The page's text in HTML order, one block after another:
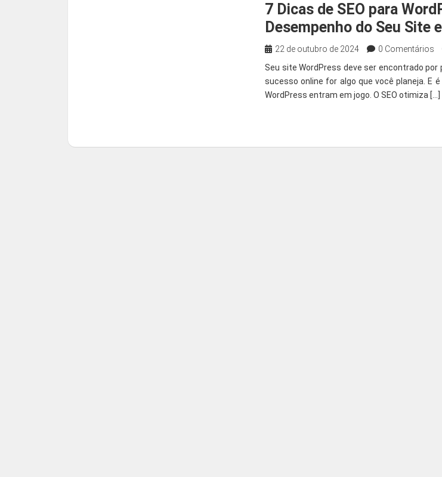
7 Dicas de SEO para
Desempenho do Seu Site
22 de outubro de 2024 0 Comentários
Seu site WordPress deve ser encontrado por
sucesso online for algo que você planeja. E
WordPress entram em jogo. O SEO otimiza […]